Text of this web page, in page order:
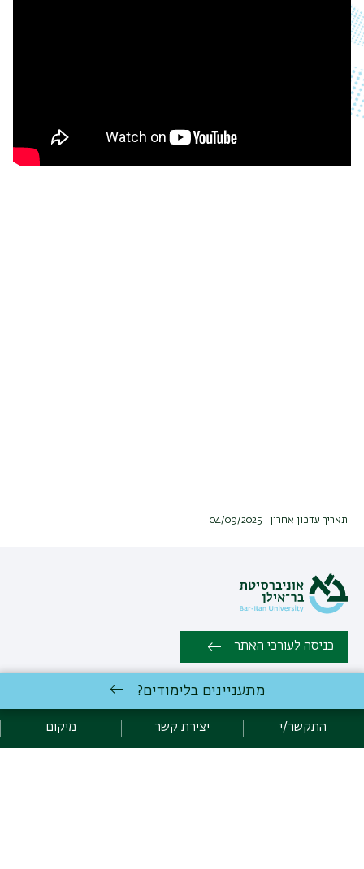
תאריך עדכון אחרון : 04/09/2025
כניסה לעורכי האתר
כל הזכויות שמורות: המחלקה למדעי חברה ובריאות, הפקולטה למדעי
פקס: 03-7384039 |
יצירת קשר
מתעניינים בלימודים?
התקשר/י יצירת קשר מיקום